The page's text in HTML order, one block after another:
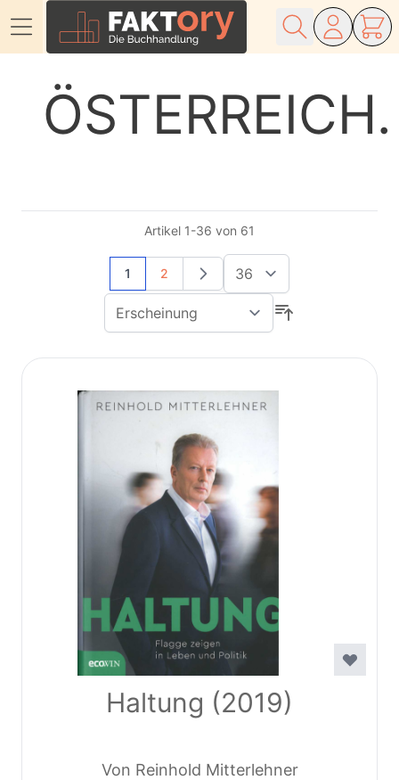
ÖSTERREICH
Artikel 1-36 von 61
Sie lesen gerade Seite
1 Seite
2
Haltung (2019)
Von Reinhold Mitterlehner